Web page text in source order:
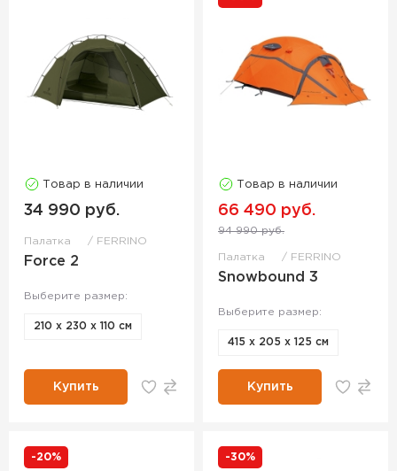
Товар в наличии
34 990 руб.
Палатка FERRINO
Force 2
Выберите размер:
210 x 230 x 110 см
Купить
Товар в наличии
66 490 руб.
94 990 руб.
Палатка FERRINO
Snowbound 3
Выберите размер:
415 x 205 x 125 см
Купить
-20% -30%